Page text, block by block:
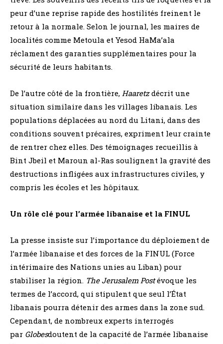
peur d’une reprise rapide des hostilités freinent le
retour à la normale. Selon le journal, les maires de
localités comme Metoula et Yesod HaMa’ala
réclament des garanties supplémentaires pour la
sécurité de leurs habitants.
De l’autre côté de la frontière, Haaretzdécrit une
situation similaire dans les villages libanais. Les
populations déplacées au nord du Litani, dans des
conditions souvent précaires, expriment leur crainte
de rentrer chez elles. Des témoignages recueillis à
Bint Jbeil et Maroun al-Ras soulignent la gravité des
destructions infligées aux infrastructures civiles, y
compris les écoles et les hôpitaux.
Un rôle clé pour l’armée libanaise et la FINUL
La presse insiste sur l’importance du déploiement de
l’armée libanaise et des forces de la FINUL (Force
intérimaire des Nations unies au Liban) pour
stabiliser la région. The Jerusalem Postévoque les
termes de l’accord, qui stipulent que seul l’État
libanais pourra détenir des armes dans la zone sud.
Cependant, de nombreux experts interrogés
par Globesdoutent de la capacité de l’armée libanaise